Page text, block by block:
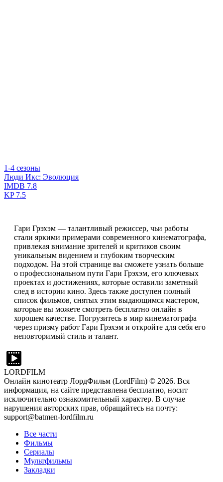
1-4 сезоны
Люди Икс: Эволюция
IMDB 7.8
KP7.5
Гари Грэхэм — талантливый режиссер, чьи работы
стали яркими примерами современного кинематографа,
привлекая внимание зрителей и критиков своим
уникальным видением и глубоким творческим
подходом. На этой странице вы сможете узнать больше
о профессиональном пути Гари Грэхэм, его ключевых
проектах и достижениях, которые оставили заметный
след в истории кино. Здесь также доступен полный
список фильмов, снятых этим выдающимся мастером,
которые вы можете смотреть бесплатно онлайн в
хорошем качестве. Погрузитесь в мир кинематографа
через призму работ Гари Грэхэм и откройте для себя его
неповторимый стиль и талант.
LORDFILM
Онлайн кинотеатр ЛордФильм (LordFilm) © 2026. Вся
информация, на сайте представлена бесплатно, носит
исключительно ознакомительный характер. В случае
нарушения авторских прав, обращайтесь на почту:
support@batmen-lordfilm.ru
Все части
Фильмы
Сериалы
Мультфильмы
Закладки